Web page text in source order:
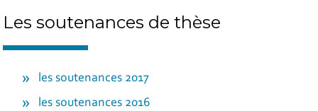
Les soutenances de thèse
les soutenances 2017
les soutenances 2016